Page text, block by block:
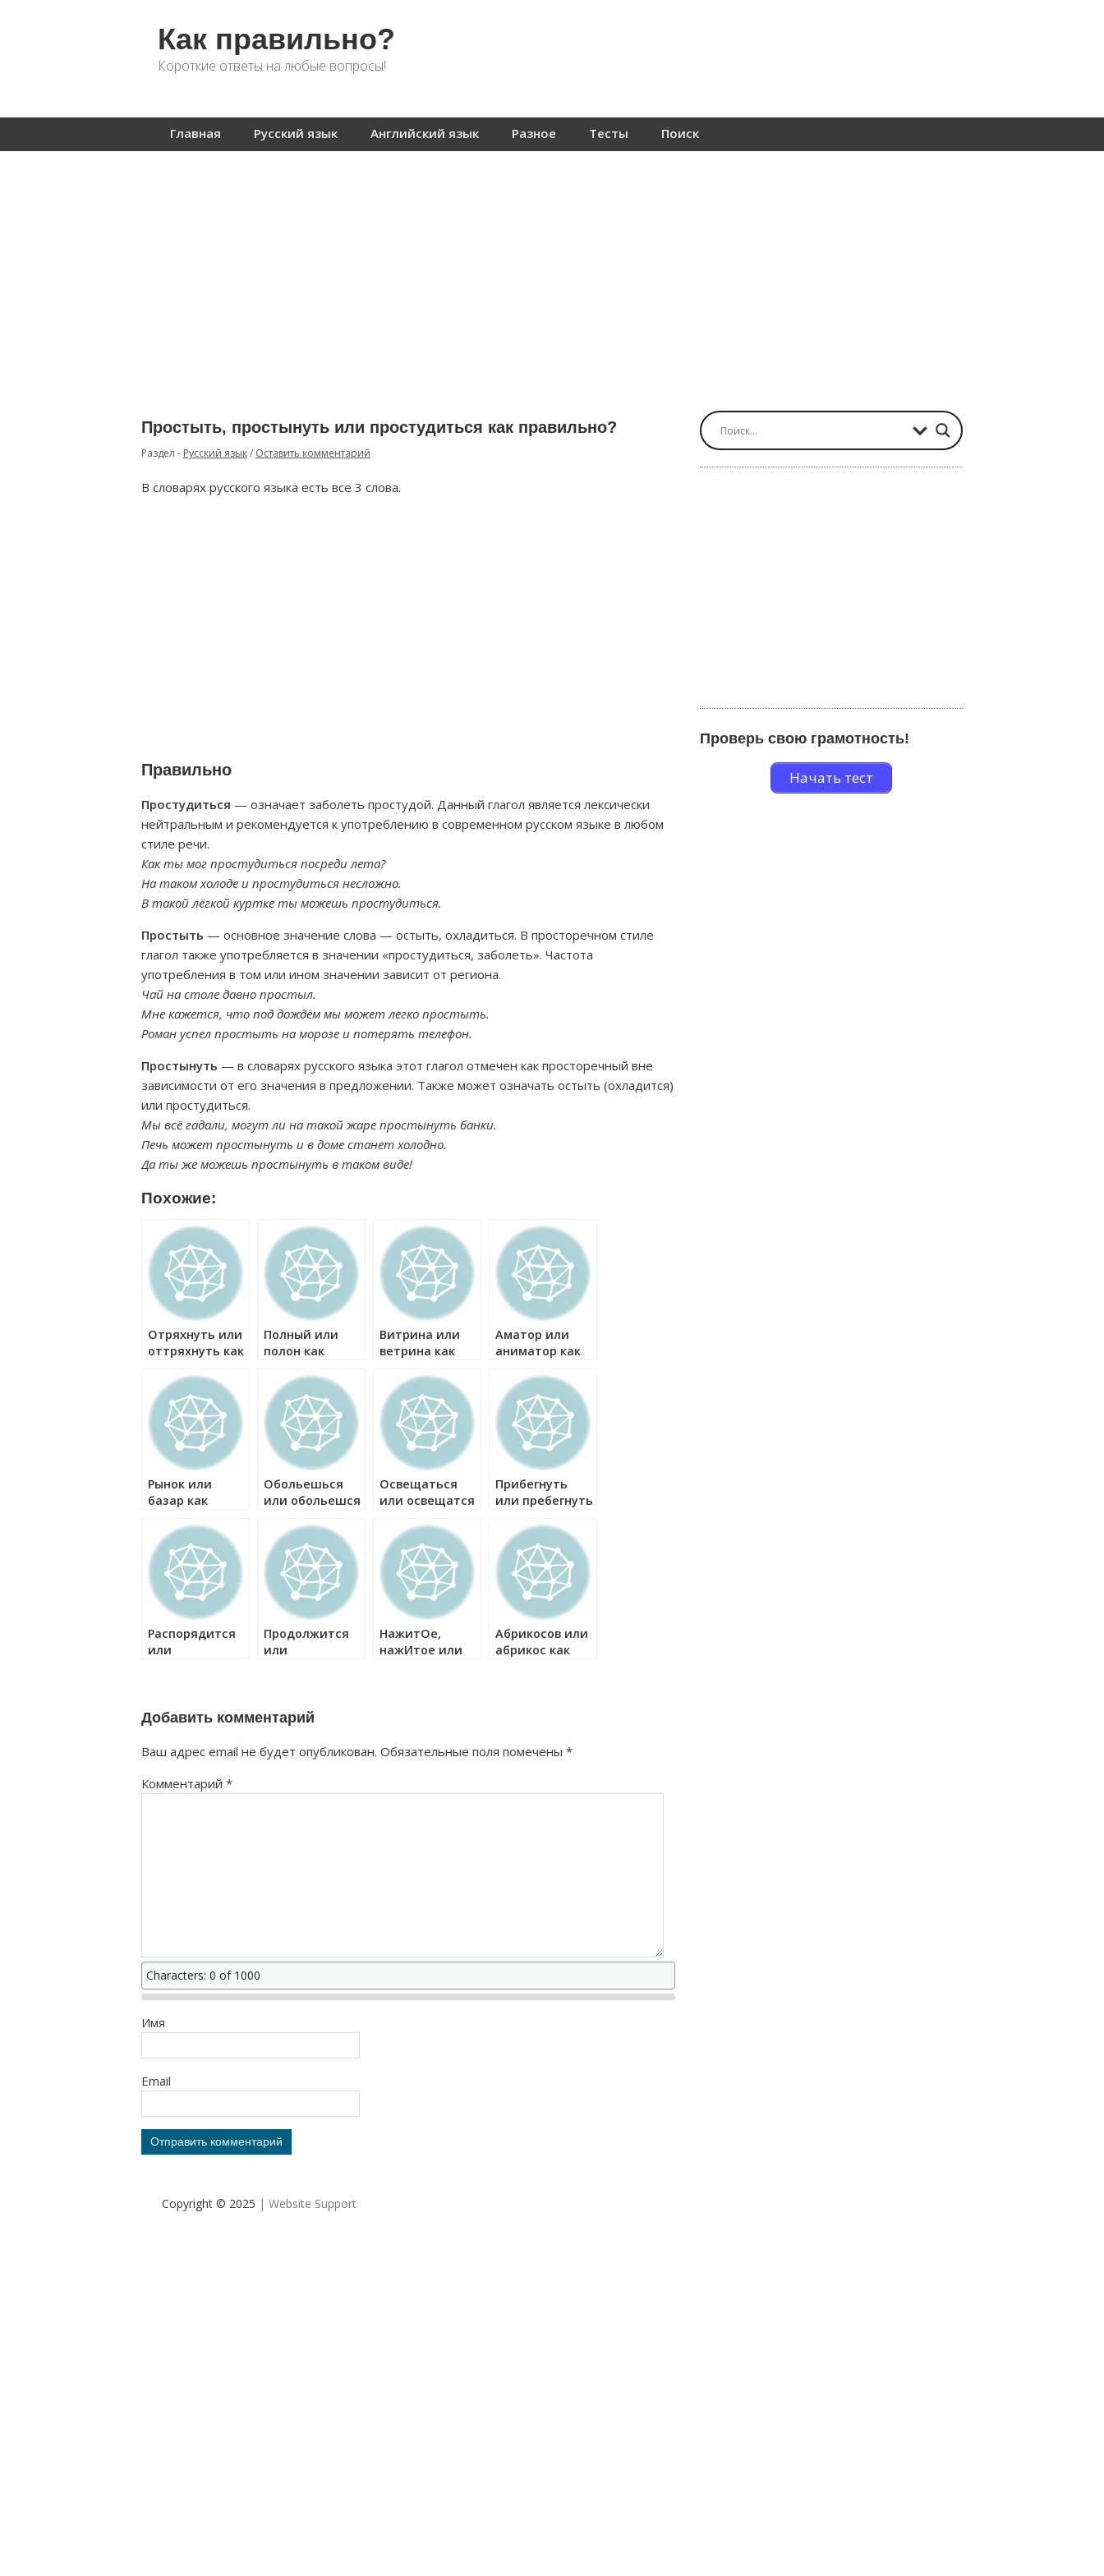
Как правильно?
Короткие ответы на любые вопросы!
Главная Русский язык Английский язык Разное Тесты Поиск
Простыть, простынуть или простудиться как правильно?
Раздел - Русский язык/ Оставить комментарий
В словарях русского языка есть все 3 слова.
Правильно
Простудиться — означает заболеть простудой. Данный глагол является лексически
нейтральным и рекомендуется к употреблению в современном русском языке в любом
стиле речи.
Как ты мог простудиться посреди лета?
На таком холоде и простудиться несложно.
В такой лёгкой куртке ты можешь простудиться.
Простыть — основное значение слова — остыть, охладиться. В просторечном стиле
глагол также употребляется в значении «простудиться, заболеть». Частота
употребления в том или ином значении зависит от региона.
Чай на столе давно простыл.
Мне кажется, что под дождём мы может легко простыть.
Роман успел простыть на морозе и потерять телефон.
Простынуть — в словарях русского языка этот глагол отмечен как просторечный вне
зависимости от его значения в предложении. Также может означать остыть (охладится)
или простудиться.
Мы всё гадали, могут ли на такой жаре простынуть банки.
Печь может простынуть и в доме станет холодно.
Да ты же можешь простынуть в таком виде!
Похожие:
Отряхнуть или
оттряхнуть как
Полный или
полон как
Витрина или
ветрина как
Аматор или
аниматор как
Рынок или
базар как
Обольешься
или обольешся
Освещаться
или освещатся
Прибегнуть
или пребегнуть
Распорядится
или
Продолжится
или
НажитОе,
нажИтое или
Абрикосов или
абрикос как
Добавить комментарий
Ваш адрес email не будет опубликован. Обязательные поля помечены *
Комментарий *
Characters: 0 of 1000
Имя
Email
Проверь свою грамотность!
Начать тест
Copyright © 2025 | Website Support